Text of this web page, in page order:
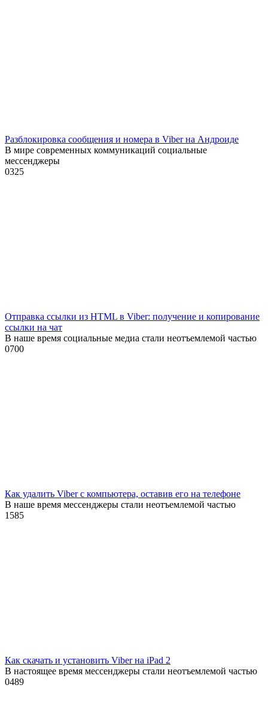
Разблокировка сообщения и номера в Viber на Андроиде
В мире современных коммуникаций социальные
мессенджеры
0325
Отправка ссылки из HTML в Viber: получение и копирование
ссылки на чат
В наше время социальные медиа стали неотъемлемой частью
0700
Как удалить Viber с компьютера, оставив его на телефоне
В наше время мессенджеры стали неотъемлемой частью
1 585
Как скачать и установить Viber на iPad 2
В настоящее время мессенджеры стали неотъемлемой частью
0489